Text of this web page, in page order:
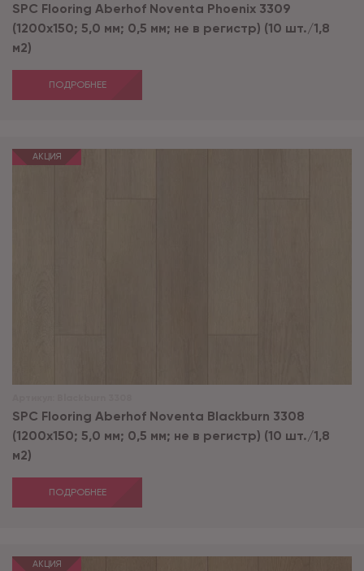
SPC Flooring Aberhof Noventa Phoenix 3309
(1200х150; 5,0 мм; 0,5 мм; не в регистр) (10 шт./1,8
м2)
ПОДРОБНЕЕ
АКЦИЯ
SPC Flooring Aberhof Noventa Blackburn 3308
(1200х150; 5,0 мм; 0,5 мм; не в регистр) (10 шт./1,8
м2)
ПОДРОБНЕЕ
АКЦИЯ